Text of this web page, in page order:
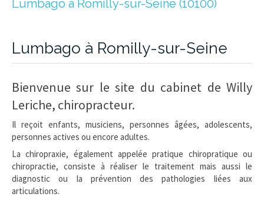
Lumbago à Romilly-sur-Seine (10100)
Lumbago à Romilly-sur-Seine
Bienvenue sur le site du cabinet de Willy
Leriche, chiropracteur.
Il reçoit enfants, musiciens, personnes âgées, adolescents,
personnes actives ou encore adultes.
La chiropraxie, également appelée pratique chiropratique ou
chiropractie, consiste à réaliser le traitement mais aussi le
diagnostic ou la prévention des pathologies liées aux
articulations.